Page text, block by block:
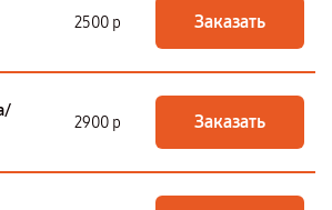
2500 р Заказать
2900 р Заказать